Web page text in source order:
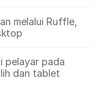
melalui Ruffle,
pelayar pada
dan tablet